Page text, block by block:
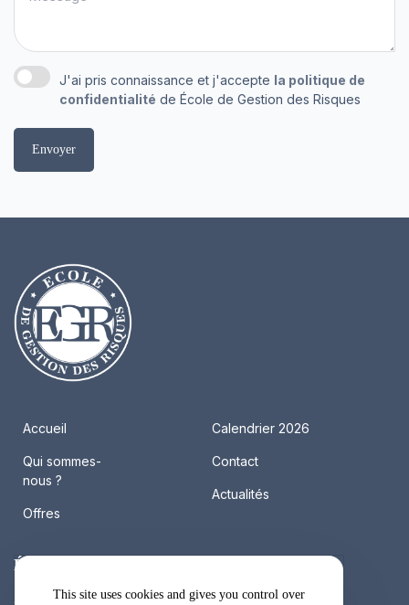
J'ai pris connaissance et j'accepte la politique de
confidentialité de École de Gestion des Risques
Envoyer
Accueil
Qui sommes-
nous ?
Offres
Calendrier 2026
Contact
Actualités
École de Gestion des Risques
41, rue Fourny, BP 302, 78 530 Buc
This site uses cookies and gives you control over